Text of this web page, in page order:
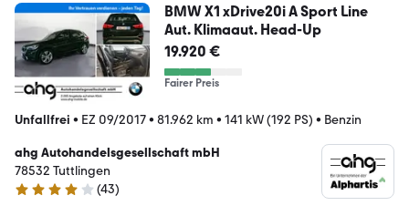
BMW X1 xDrive20i A Sport Line
Aut. Klimaaut. Head-Up
19.920 €
Fairer Preis
Unfallfrei • EZ 09/2017• 81.962 km • 141 kW (192 PS) • Benzin
ahg Autohandelsgesellschaft mbH
78532 Tuttlingen
4 Sterne
(43)